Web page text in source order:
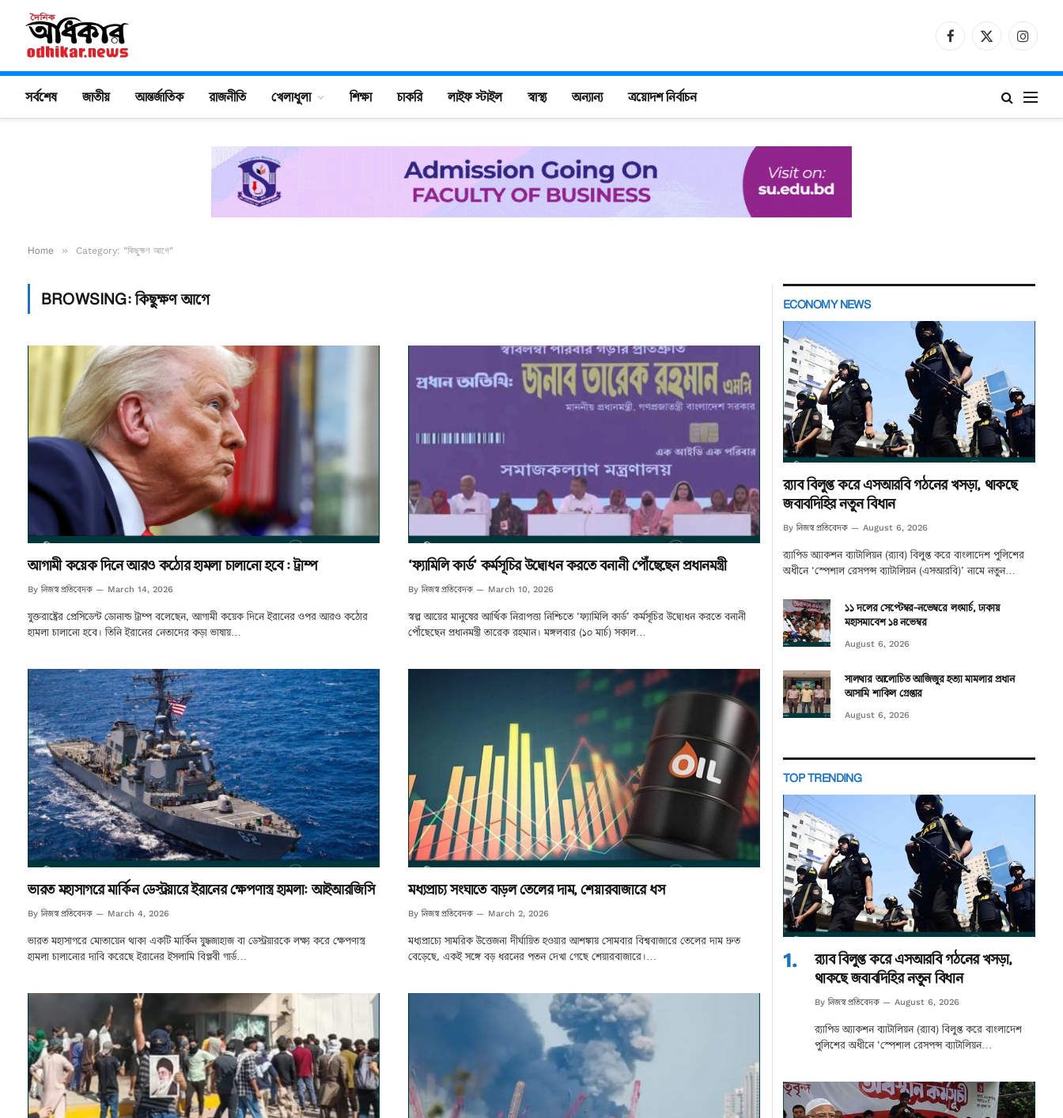
Facebook
X
সর্বশেষ জাতীয় আন্তর্জাতিক রাজনীতি খেলাধুলা শিক্ষা চাকরি লাইফ স্টাইল স্বাস্থ্য অন্যান্য ত্রয়োদশ নির্বাচন
Home » Category: "কিছুক্ষণ আগে"
BROWSING:কিছুক্ষণ আগে
আগামী কয়েক দিনে আরও কঠোর হামলা চালানো হবে : ট্রাম্প
By নিজস্ব প্রতিবেদক March 14, 2026
যুক্তরাষ্ট্রের প্রেসিডেন্ট ডোনাল্ড ট্রাম্প বলেছেন, আগামী কয়েক দিনে ইরানের ওপর আরও কঠোর
হামলা চালানো হবে। তিনি ইরানের নেতাদের কড়া ভাষায়…
‘ফ্যামিলি কার্ড’ কর্মসূচির উদ্বোধন করতে বনানী পৌঁছেছেন প্রধানমন্ত্রী
By নিজস্ব প্রতিবেদক March 10, 2026
স্বল্প আয়ের মানুষের আর্থিক নিরাপত্তা নিশ্চিতে ‘ফ্যামিলি কার্ড’ কর্মসূচির উদ্বোধন করতে বনানী
পৌঁছেছেন প্রধানমন্ত্রী তারেক রহমান। মঙ্গলবার (১০ মার্চ) সকাল…
ভারত মহাসাগরে মার্কিন ডেস্ট্রয়ারে ইরানের ক্ষেপণাস্ত্র হামলা: আইআরজিসি
By নিজস্ব প্রতিবেদক March 4, 2026
ভারত মহাসাগরে মোতায়েন থাকা একটি মার্কিন যুদ্ধজাহাজ বা ডেস্ট্রয়ারকে লক্ষ্য করে ক্ষেপণাস্ত্র
হামলা চালানোর দাবি করেছে ইরানের ইসলামি বিপ্লবী গার্ড…
মধ্যপ্রাচ্য সংঘাতে বাড়ল তেলের দাম, শেয়ারবাজারে ধস
By নিজস্ব প্রতিবেদক March 2, 2026
মধ্যপ্রাচ্যে সামরিক উত্তেজনা দীর্ঘায়িত হওয়ার আশঙ্কায় সোমবার বিশ্ববাজারে তেলের দাম দ্রুত
বেড়েছে, একই সঙ্গে বড় ধরনের পতন দেখা গেছে শেয়ারবাজারে।…
ECONOMY NEWS
র‌্যাব বিলুপ্ত করে এসআরবি গঠনের খসড়া, থাকছে
জবাবদিহির নতুন বিধান
By নিজস্ব প্রতিবেদক August 6, 2026
র‌্যাপিড অ্যাকশন ব্যাটালিয়ন (র‌্যাব) বিলুপ্ত করে বাংলাদেশ পুলিশের
অধীনে ‘স্পেশাল রেসপন্স ব্যাটালিয়ন (এসআরবি)’ নামে নতুন…
১১ দলের সেপ্টেম্বর-নভেম্বরে লংমার্চ, ঢাকায়
মহাসমাবেশ ১৪ নভেম্বর
August 6, 2026
সালথার আলোচিত আজিজুর হত্যা মামলার প্রধান
আসামি শাকিল গ্রেপ্তার
August 6, 2026
TOP TRENDING
র‌্যাব বিলুপ্ত করে এসআরবি গঠনের খসড়া,
থাকছে জবাবদিহির নতুন বিধান
By নিজস্ব প্রতিবেদক August 6, 2026
র‌্যাপিড অ্যাকশন ব্যাটালিয়ন (র‌্যাব) বিলুপ্ত করে বাংলাদেশ
পুলিশের অধীনে ‘স্পেশাল রেসপন্স ব্যাটালিয়ন…